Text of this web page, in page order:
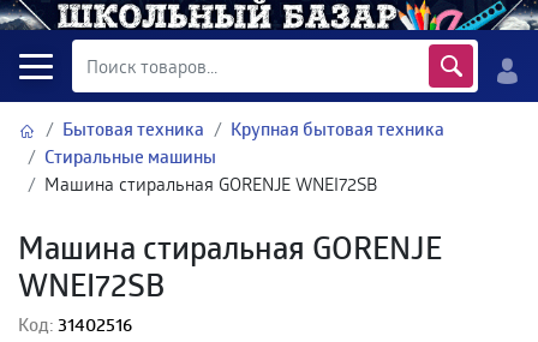
Бытовая техника
Крупная бытовая техника
Стиральные машины
Машина стиральная GORENJE WNEI72SB
Машина стиральная GORENJE
WNEI72SB
Код:31402516